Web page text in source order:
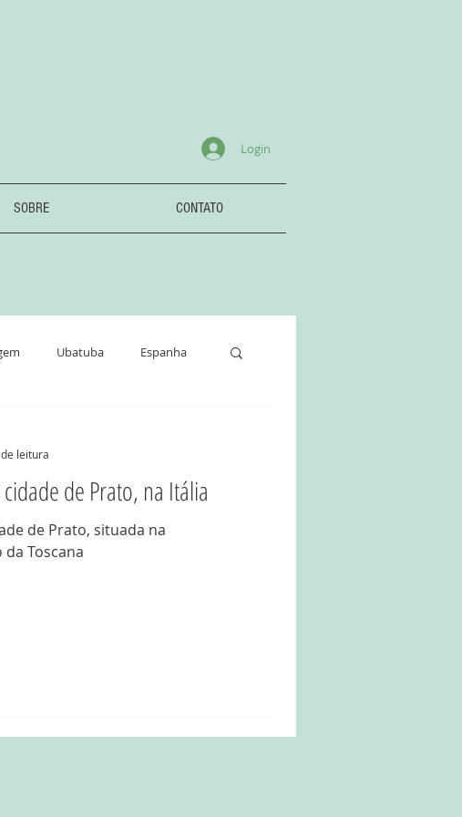
Login
SOBRE CONTATO
Ubatuba Espanha
de Prato, na Itália
de Prato, situada na
Toscana
leitura